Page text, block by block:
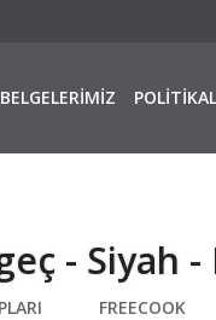
BELGELERİMİZ
- Siyah
FREECOOK